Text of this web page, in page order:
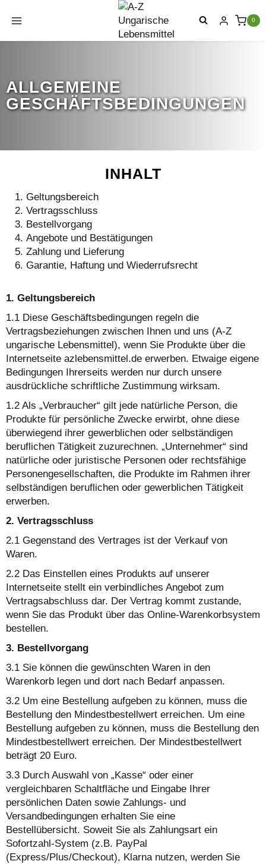
Inhalt
0
ALLGEMEINE
GESCHÄFTSBEDINGUNGEN
INHALT
Geltungsbereich
Vertragsschluss
Bestellvorgang
Angebote und Bestätigungen
Zahlung und Lieferung
Garantie, Haftung und Wiederrufsrecht
1. Geltungsbereich
1.1 Diese Geschäftsbedingungen regeln die
Vertragsbeziehungen zwischen Ihnen und uns (A-Z
ungarische Lebensmittel), wenn Sie Produkte über die
Internetseite azlebensmittel.de erwerben. Etwaige eigene
Bedingungen Ihrerseits werden nur durch unsere
ausdrückliche schriftliche Zustimmung wirksam.
1.2 Als „Verbraucher“ gilt jede natürliche Person, die
Produkte für persönliche Zwecke erwirbt, ohne diese
überwiegend ihrer gewerblichen oder selbständigen
beruflichen Tätigkeit zuzurechnen. „Unternehmer“ sind
natürliche oder juristische Personen oder rechtsfähige
Personengesellschaften, die Produkte im Rahmen ihrer
selbständigen beruflichen oder gewerblichen Tätigkeit
erwerben.
2. Vertragsschluss
2.1 Gegenstand des Vertrages ist der Verkauf von
Waren.
2.2 Das Einstellen eines Produkts auf unserer
Internetseite stellt ein verbindliches Angebot zum
Vertragsabschluss dar. Der Vertrag kommt zustande,
wenn Sie das Produkt über das Online-Warenkorbsystem
bestellen.
3. Bestellvorgang
3.1 Sie können die gewünschten Waren in den
Warenkorb legen und dort nach Bedarf anpassen.
3.2 Um eine Bestellung aufgeben zu können, muss die
Bestellung den Mindestbestellwert erreichen. Um eine
Bestellung aufgeben zu können, muss die Bestellung den
Mindestbestellwert erreichen. Der Mindestbestellwert
beträgt 20 Euro.
3.3 Durch Auswahl von „Kasse“ oder einer
vergleichbaren Schaltfläche und Eingabe Ihrer
persönlichen Daten sowie Zahlungs- und
Versandbedingungen erhalten Sie eine
Bestellübersicht. Soweit Sie als Zahlungsart ein
Sofortzahl-System (z.B. PayPal
(Express/Plus/Checkout), Klarna nutzen, werden Sie